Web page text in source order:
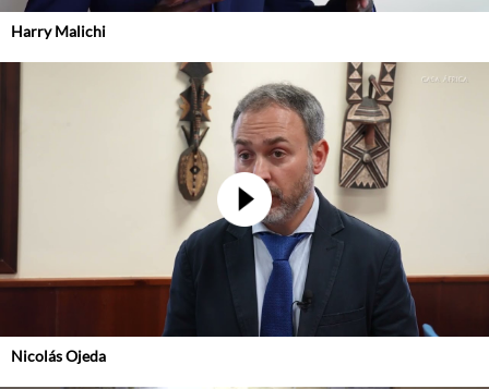
Harry Malichi
Nicolás Ojeda